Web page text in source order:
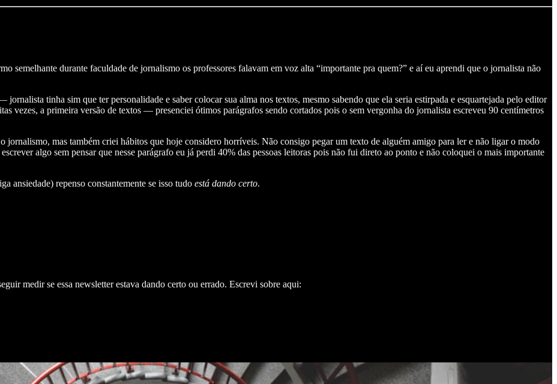
semelhante durante faculdade de jornalismo os professores falavam em voz alta “importante pra quem?” e aí eu aprendi que o jornalista não
tinha sim que ter personalidade e saber colocar sua alma nos textos, mesmo sabendo que ela seria estirpada e esquartejada pelo editor
vezes, a primeira versão de textos — presenciei ótimos parágrafos sendo cortados pois o sem vergonha do jornalista escreveu 90 centímetros
jornalismo, mas também criei hábitos que hoje considero horríveis. Não consigo pegar um texto de alguém amigo para ler e não ligar o modo
algo sem pensar que nesse parágrafo eu já perdi 40% das pessoas leitoras pois não fui direto ao ponto e não coloquei o mais importante
ansiedade) repenso constantemente se isso tudo está dando certo.
medir se essa newsletter estava dando certo ou errado. Escrevi sobre aqui: